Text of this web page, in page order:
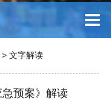
> 文字解读
急预案》解读